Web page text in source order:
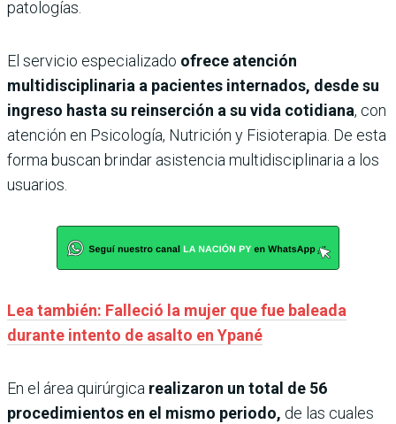
patologías.
El servicio especializado ofrece atención
multidisciplinaria a pacientes internados, desde su
ingreso hasta su reinserción a su vida cotidiana, con
atención en Psicología, Nutrición y Fisioterapia. De esta
forma buscan brindar asistencia multidisciplinaria a los
usuarios.
Lea también: Falleció la mujer que fue baleada
durante intento de asalto en Ypané
En el área quirúrgica realizaron un total de 56
procedimientos en el mismo periodo, de las cuales